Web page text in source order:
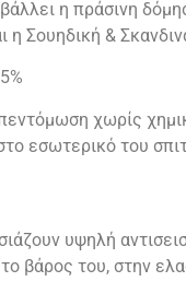
η πράσινη
η Σουηδική &
χωρίς
εσωτερικό του
υψηλή
βάρος του, στην